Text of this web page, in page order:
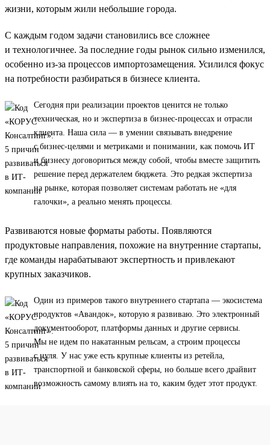
жизни, которым жили небольшие города.
С каждым годом задачи становились все сложнее
и технологичнее. За последние годы рынок сильно изменился,
особенно из-за процессов импортозамещения. Усилился фокус
на потребности разбираться в бизнесе клиента.
Сегодня при реализации проектов ценится не только
техническая, но и экспертиза в бизнес-процессах и отрасли
клиента. Наша сила — в умении связывать внедрение
с бизнес-целями и метриками и понимании, как помочь ИТ
и бизнесу договориться между собой, чтобы вместе защитить
решение перед держателем бюджета. Это редкая экспертиза
на рынке, которая позволяет системам работать не «для
галочки», а реально менять процессы.
Развиваются новые форматы работы. Появляются
продуктовые направления, похожие на внутренние стартапы,
где команды нарабатывают экспертность и привлекают
крупных заказчиков.
Один из примеров такого внутреннего стартапа — экосистема
продуктов «Авандок», которую я развиваю. Это электронный
документооборот, платформы данных и другие сервисы.
Мы не идем по накатанным рельсам, а строим процессы
с нуля. У нас уже есть крупные клиенты из ретейла,
транспортной и банковской сферы, но больше всего драйвит
возможность самому влиять на то, каким будет этот продукт.